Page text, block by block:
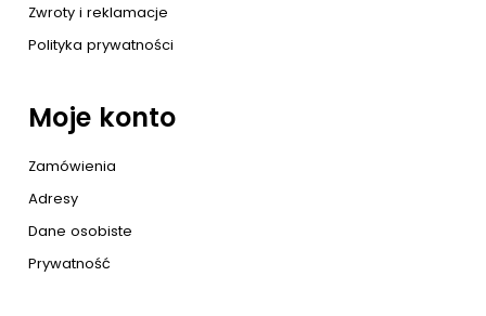
Zwroty i reklamacje
Polityka prywatności
Moje konto
Zamówienia
Adresy
Dane osobiste
Prywatność